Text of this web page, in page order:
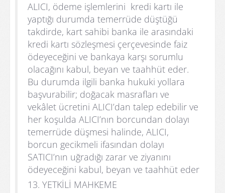
ALICI, ödeme işlemlerini kredi kartı ile
yaptığı durumda temerrüde düştüğü
takdirde, kart sahibi banka ile arasındaki
kredi kartı sözleşmesi çerçevesinde faiz
ödeyeceğini ve bankaya karşı sorumlu
olacağını kabul, beyan ve taahhüt eder.
Bu durumda ilgili banka hukuki yollara
başvurabilir; doğacak masrafları ve
vekâlet ücretini ALICI’dan talep edebilir ve
her koşulda ALICI’nın borcundan dolayı
temerrüde düşmesi halinde, ALICI,
borcun gecikmeli ifasından dolayı
SATICI’nın uğradığı zarar ve ziyanını
ödeyeceğini kabul, beyan ve taahhüt eder
13. YETKİLİ MAHKEME